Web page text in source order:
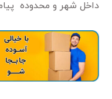
داخل شهر و محدوده